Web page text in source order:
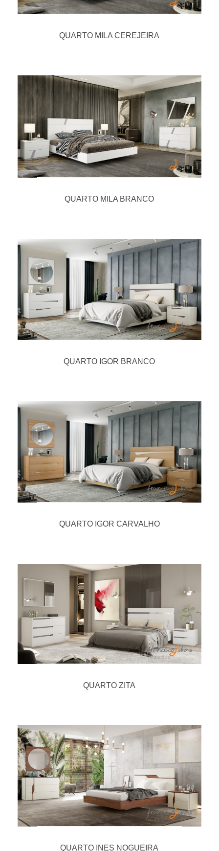
QUARTO MILA CEREJEIRA
QUARTO MILA BRANCO
QUARTO IGOR BRANCO
QUARTO IGOR CARVALHO
QUARTO ZITA
QUARTO INES NOGUEIRA